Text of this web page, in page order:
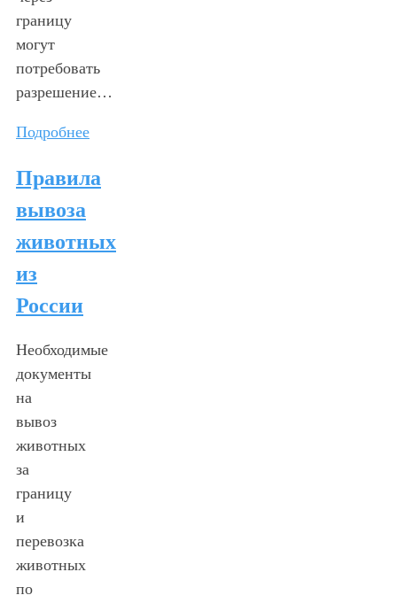
границу
могут
потребовать
разрешение…
Подробнее
Правила
вывоза
животных
из
России
Необходимые
документы
на
вывоз
животных
за
границу
и
перевозка
животных
по